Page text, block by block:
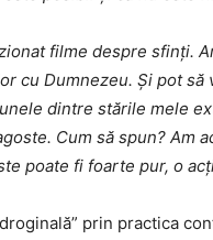
filme despre sfinți.
cu Dumnezeu. Și pot să
dintre stările mele
Cum să spun? Am
poate fi foarte pur, o
prin practica